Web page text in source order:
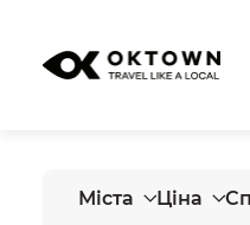
Міста Ціна